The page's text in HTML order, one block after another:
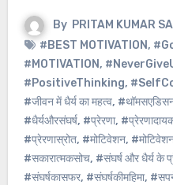
By PRITAM KUMAR
#BEST MOTIVATION,
#MOTIVATION,
#PositiveThinking,
#जीवन में धैर्य का महत्व,
#धैर्यऔरसंघर्ष, #प्रेरणा,
#प्रेरणास्रोत, #मोटिवेशन,
#सकारात्मकसोच, #संघर्ष और धैर्य के
#संघर्षकासफर, #संघर्षकीमहिमा,